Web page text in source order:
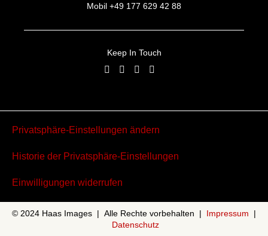
Mobil +49 177 629 42 88
Keep In Touch
Privatsphäre-Einstellungen ändern
Historie der Privatsphäre-Einstellungen
Einwilligungen widerrufen
© 2024 Haas Images | Alle Rechte vorbehalten | Impressum |
Datenschutz